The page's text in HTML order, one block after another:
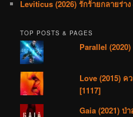
Leviticus (2026) รักร้ายกลายร่า
TOP POSTS & PAGES
Parallel
Love (2015) ค
[1117]
Gaia (2021) ป่